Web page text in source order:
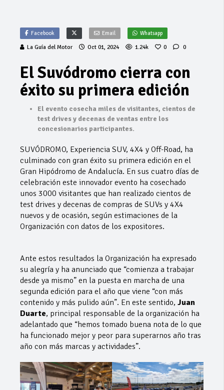
Facebook Email Whatsapp
La Guía del Motor Oct 01, 2024 1.24k 0 0
El Suvódromo cierra con
éxito su primera edición
El evento cosecha miles de visitantes, cientos de
test drives y decenas de ventas entre los
concesionarios participantes.
SUVÓDROMO, Experiencia SUV, 4X4 y Off-Road, ha
culminado con gran éxito su primera edición en el
Gran Hipódromo de Andalucía. En sus cuatro días de
celebración este innovador evento ha cosechado
unos 3000 visitantes que han realizado cientos de
test drives y decenas de compras de SUVs y 4X4
nuevos y de ocasión, según estimaciones de la
Organización con datos de los expositores.
Ante estos resultados la Organización ha expresado
su alegría y ha anunciado que “comienza a trabajar
desde ya mismo” en la puesta en marcha de una
segunda edición para el año que viene “con más
contenido y más pulido aún”. En este sentido, Juan
Duarte, principal responsable de la organización ha
adelantado que “hemos tomado buena nota de lo que
ha funcionado mejor y peor para superarnos año tras
año con más marcas y actividades”.